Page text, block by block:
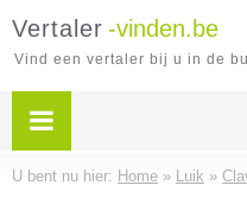
Vertaler -vinden.be
Vind een vertaler bij u in de
U bent nu hier: Home » Luik »